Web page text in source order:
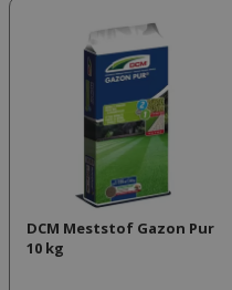
DCM Meststof Gazon Pur
10 kg